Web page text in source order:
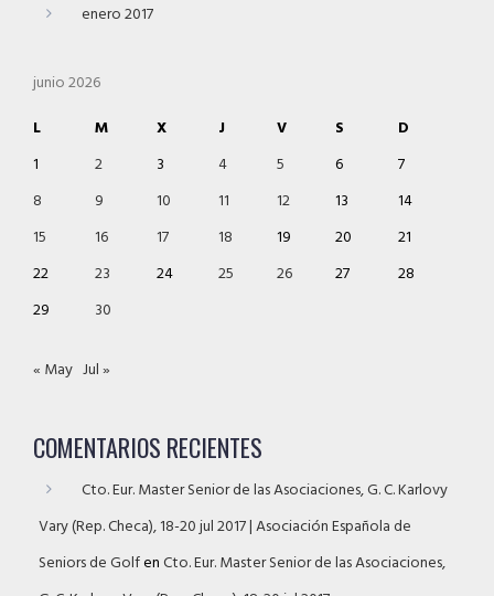
enero 2017
junio 2026
L
M X J V S
D
1
2 3 4 5 6
7
8
9 10 11 12 13
14
15
16 17 18 19 20
21
22
23 24 25 26 27
28
29
30
« May Jul »
COMENTARIOS RECIENTES
Cto. Eur. Master Senior de las Asociaciones, G. C. Karlovy
Vary (Rep. Checa), 18-20 jul 2017 | Asociación Española de
Seniors de GolfenCto. Eur. Master Senior de las Asociaciones,